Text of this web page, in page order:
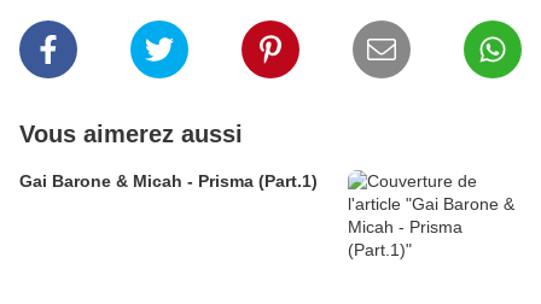
Vous aimerez aussi
Gai Barone & Micah - Prisma (Part.1)